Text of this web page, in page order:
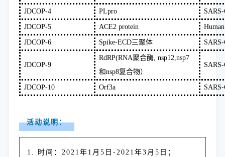
JDCOP-4 PLpro
JDCOP-5 ACE2 protein Human
JDCOP-6 Spike-ECD三聚体
JDCOP-9
RdRP(RNA聚合酶, nsp12,nsp7
和nsp8复合物）
JDCOP-10 Orf3a
活动说明：
1. 时间：2021年1月5日-2021年3月5日；